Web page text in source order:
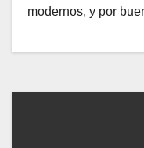
modernos, y por